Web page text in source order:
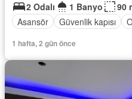
2 Odalı
1 Banyo
90
Asansör
Güvenlik kapısı
1 hafta, 2 gün önce